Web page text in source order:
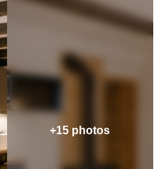
+15 photos